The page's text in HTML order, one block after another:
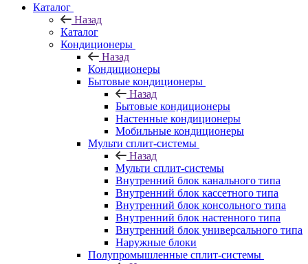
Каталог
Назад
Каталог
Кондиционеры
Назад
Кондиционеры
Бытовые кондиционеры
Назад
Бытовые кондиционеры
Настенные кондиционеры
Мобильные кондиционеры
Мульти сплит-системы
Назад
Мульти сплит-системы
Внутренний блок канального типа
Внутренний блок кассетного типа
Внутренний блок консольного типа
Внутренний блок настенного типа
Внутренний блок универсального типа
Наружные блоки
Полупромышленные сплит-системы